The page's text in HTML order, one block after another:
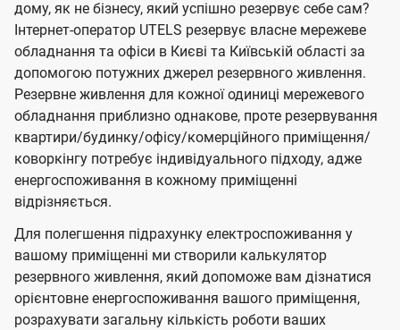
дому, як не бізнесу, який успішно резервує себе сам?
Інтернет-оператор UTELS резервує власне мережеве
обладнання та офіси в Києві та Київській області за
допомогою потужних джерел резервного живлення.
Резервне живлення для кожної одиниці мережевого
обладнання приблизно однакове, проте резервування
квартири/будинку/офісу/комерційного приміщення/
коворкінгу потребує індивідуального підходу, адже
енергоспоживання в кожному приміщенні
відрізняється.
Для полегшення підрахунку електроспоживання у
вашому приміщенні ми створили калькулятор
резервного живлення, який допоможе вам дізнатися
орієнтовне енергоспоживання вашого приміщення,
розрахувати загальну кількість роботи ваших